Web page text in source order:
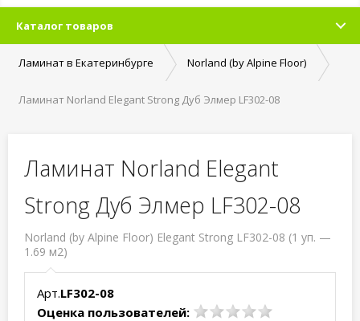
Каталог товаров
Ламинат в Екатеринбурге Norland (by Alpine Floor)
Ламинат Norland Elegant Strong Дуб Элмер LF302-08
Ламинат Norland Elegant
Strong Дуб Элмер LF302-08
Norland (by Alpine Floor) Elegant Strong LF302-08 (1 уп. —
1.69 м2)
Арт.LF302-08
Оценка пользователей: